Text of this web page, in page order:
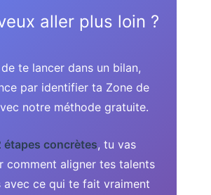
aller plus loin ?
te lancer dans un bilan,
par identifier ta Zone de
notre méthode gratuite.
étapes concrètes, tu vas
comment aligner tes talents
avec ce qui te fait vraiment